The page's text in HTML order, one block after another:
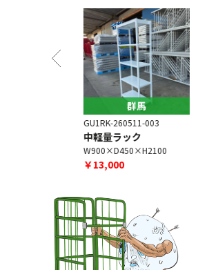
群馬
GU1RK-260511-003
中軽量ラック
W900×D450×H2100
￥13,000